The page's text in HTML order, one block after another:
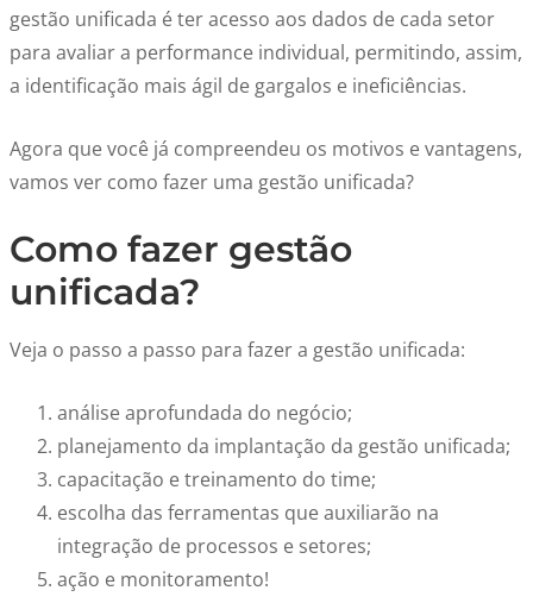
gestão unificada é ter acesso aos dados de cada setor
para avaliar a performance individual, permitindo, assim,
a identificação mais ágil de gargalos e ineficiências.
Agora que você já compreendeu os motivos e vantagens,
vamos ver como fazer uma gestão unificada?
Como fazer gestão
unificada?
Veja o passo a passo para fazer a gestão unificada:
análise aprofundada do negócio;
planejamento da implantação da gestão unificada;
capacitação e treinamento do time;
escolha das ferramentas que auxiliarão na
integração de processos e setores;
ação e monitoramento!